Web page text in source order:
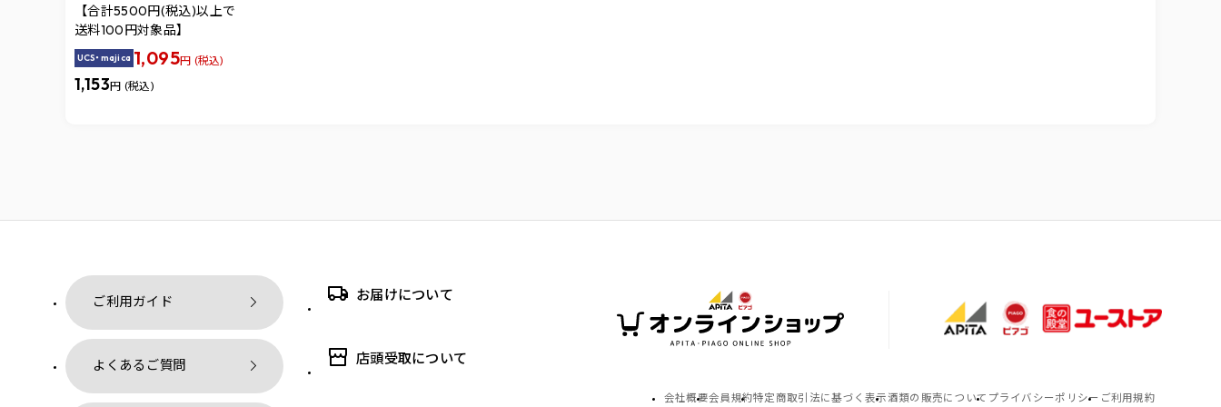
【合計5500円(税込)以上で
送料100円対象品】
UCS・majica 1,095円 (税込)
1,153円 (税込)
ご利用ガイド
よくあるご質問
お届けについて
店頭受取について
会社概要会員規約特定商取引法に基づく表示 酒類の販売について プライバシーポリシー ご利用規約